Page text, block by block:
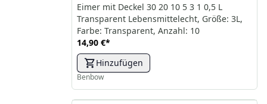
Eimer mit Deckel 30 20 10 5 3 1 0,5 L
Transparent Lebensmittelecht, Größe: 3L,
Farbe: Transparent, Anzahl: 10
14,90 €*
Hinzufügen
Benbow